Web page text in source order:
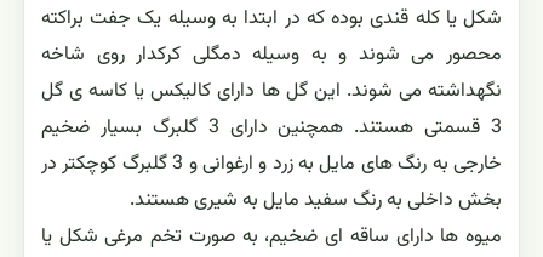
شکل یا کله قندی بوده که در ابتدا به وسیله یک جفت براکته
محصور می شوند و به وسیله دمگلی کرکدار روی شاخه
نگهداشته می شوند. این گل ها دارای کالیکس یا کاسه ی گل
3 قسمتی هستند. همچنین دارای 3 گلبرگ بسیار ضخیم
خارجی به رنگ های مایل به زرد و ارغوانی و 3 گلبرگ کوچکتر در
بخش داخلی به رنگ سفید مایل به شیری هستند.
میوه ها دارای ساقه ای ضخیم، به صورت تخم مرغی شکل یا